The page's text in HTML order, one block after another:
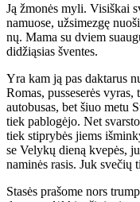
Ją žmo­nės my­li. Vi­siš­kai
na­muo­se, už­si­mez­gę
nų. Ma­ma su dviem
di­dži­ą­sias šven­tes.
Yra kam ją pas dak­ta­rus
Ro­mas, pus­se­se­rės
au­to­bu­sas, bet šiuo me­tu
tiek pa­blo­gė­jo. Net
tiek stip­ry­bės jiems
se Ve­ly­kų die­ną kve­pės,
na­mi­nės ra­sis. Juk sve­čių
Sta­sės pra­šo­me nors